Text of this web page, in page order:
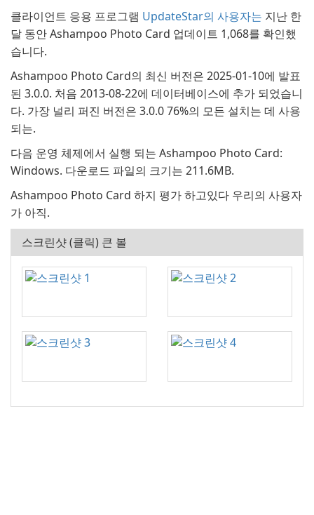
클라이언트 응용 프로그램 UpdateStar의 사용자는 지난 한
달 동안 Ashampoo Photo Card 업데이트 1,068를 확인했
습니다.
Ashampoo Photo Card의 최신 버전은 2025-01-10에 발표
된 3.0.0. 처음 2013-08-22에 데이터베이스에 추가 되었습니
다. 가장 널리 퍼진 버전은 3.0.0 76%의 모든 설치는 데 사용
되는.
다음 운영 체제에서 실행 되는 Ashampoo Photo Card:
Windows. 다운로드 파일의 크기는 211.6MB.
Ashampoo Photo Card 하지 평가 하고있다 우리의 사용자
가 아직.
스크린샷 (클릭) 큰 볼